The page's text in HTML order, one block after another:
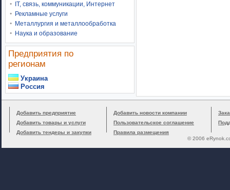
IT, связь, коммуникации, Интернет
Рекламные услуги
Металлургия и металлообработка
Наука и образование
Предприятия по
регионам
Украина
Россия
Добавить предприятие
Добавить товары и услуги
Добавить тендеры и закупки
Добавить новости компании
Пользовательское соглашение
Правила размещения
© 2006